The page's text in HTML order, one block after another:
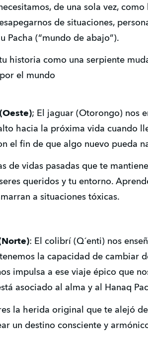
de una sola vez,
de situaciones,
Pacha (“mundo de abajo”).
historia como una serpiente
el mundo
; El jaguar (Otorongo) nos
hacia la próxima vida cuando
el fin de que algo nuevo pueda
de vidas pasadas que te
queridos y tu entorno.
a situaciones tóxicas.
: El colibrí (Q´enti) nos
la capacidad de cambiar
impulsa a ese viaje épico que
asociado al alma y al Hanaq
la herida original que te alejó
un destino consciente y